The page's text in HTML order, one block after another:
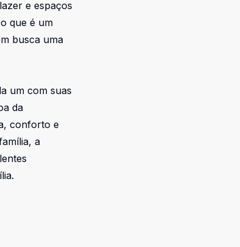
e espaços
que é um
busca uma
um com suas
da
conforto e
a